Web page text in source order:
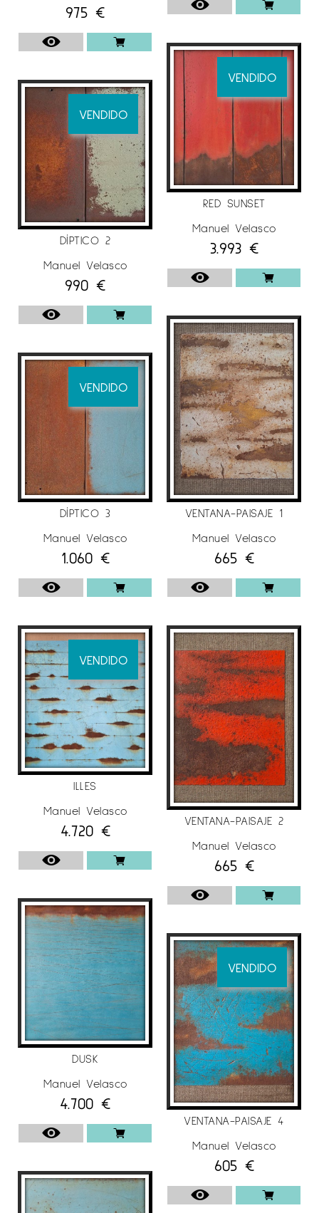
975 €
VENDIDO
DÍPTICO 2
Manuel Velasco
990 €
VENDIDO
DÍPTICO 3
Manuel Velasco
1.060 €
VENDIDO
ILLES
Manuel Velasco
4.720 €
DUSK
Manuel Velasco
4.700 €
VENDIDO
RED SUNSET
Manuel Velasco
3.993 €
VENTANA-PAISAJE 1
Manuel Velasco
665 €
VENTANA-PAISAJE 2
Manuel Velasco
665 €
VENDIDO
VENTANA-PAISAJE 4
Manuel Velasco
605 €